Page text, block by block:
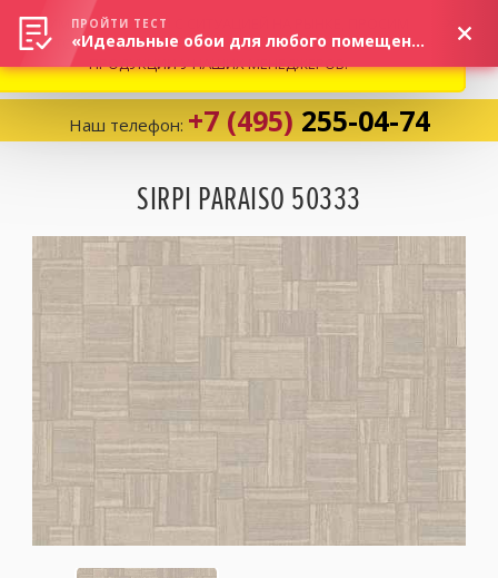
Корзина: 0
Избранное: 0 товаров
Каталог
Компания
Личный кабинет
Москва (сменить город)
Наш телефон: +7 (495) 255-04-74
SIRPI PARAISO 50333
ВНИМАНИЕ! В СВЯЗИ С СИТУАЦИЕЙ НА РЫНКЕ, ПРОСИМ
УТОЧНЯТЬ АКТУАЛЬНУЮ СТОИМОСТЬ И НАЛИЧИЕ
ПРОДУКЦИИ У НАШИХ МЕНЕДЖЕРОВ.
ПРОЙТИ ТЕСТ
«Идеальные обои для любого помещения!»